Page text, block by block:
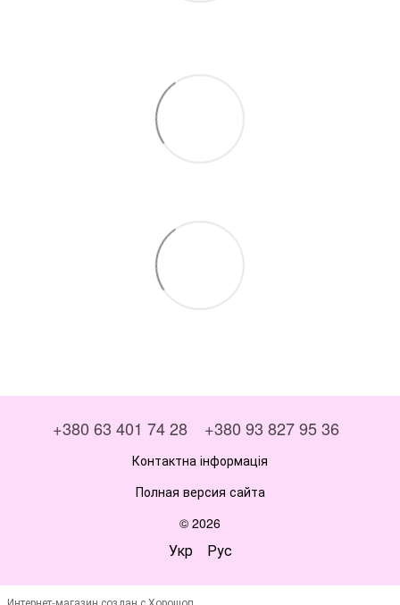
+380 63 401 74 28 +380 93 827 95 36
Контактна інформація
Полная версия сайта
© 2026
Укр Рус
Интернет-магазин создан с Хорошоп